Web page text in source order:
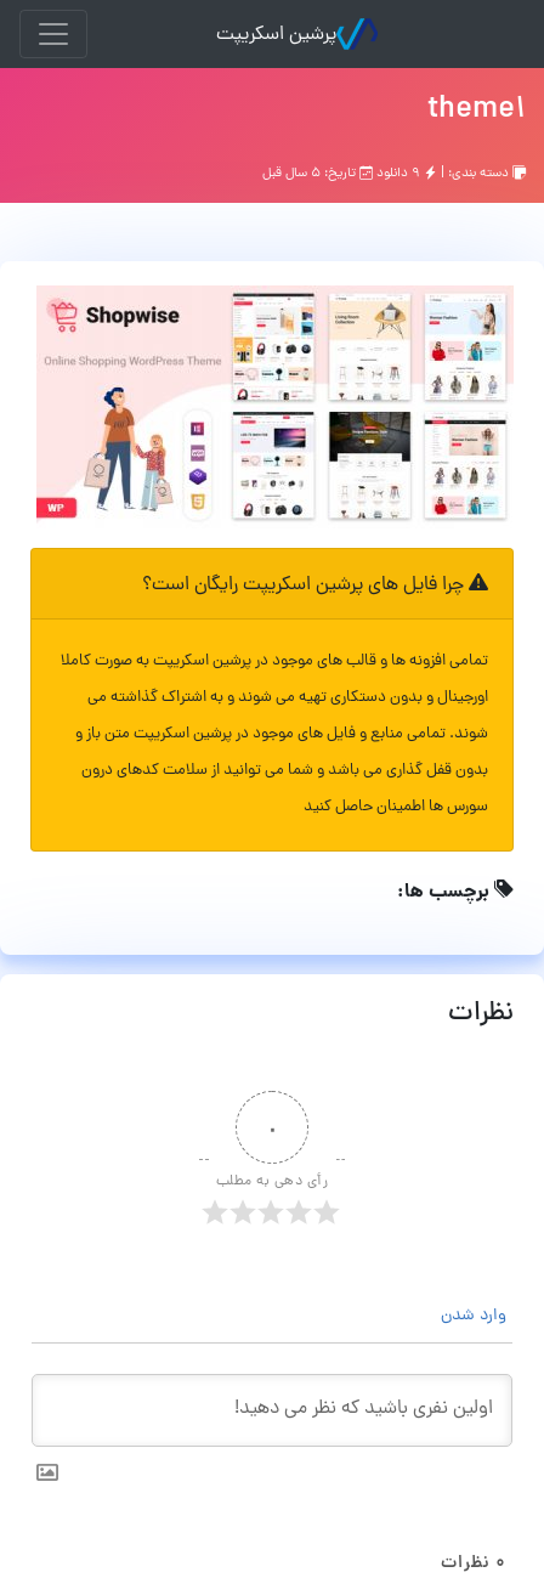
پرشین اسکریپت
theme1
دسته بندی: | تاریخ: ۵ سال قبل
چرا فایل های پرشین اسکریپت رایگان است؟
تمامی افزونه ها و قالب های موجود در پرشین اسکریپت به صورت کاملا
اورجینال و بدون دستکاری تهیه می شوند و به اشتراک گذاشته می
شوند. تمامی منابع و فایل های موجود در پرشین اسکریپت متن باز و
بدون قفل گذاری می باشد و شما می توانید از سلامت کدهای درون
سورس ها اطمینان حاصل کنید
برچسب ها:
نظرات
۰
رأی دهی به مطلب
وارد شدن
۰ نظرات